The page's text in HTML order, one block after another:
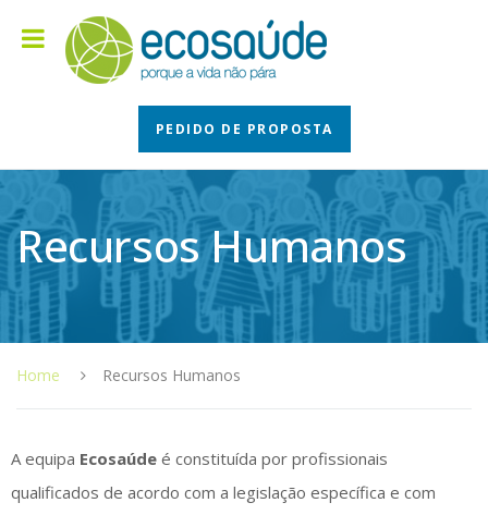
PEDIDO DE PROPOSTA
Recursos Humanos
Home Recursos Humanos
A equipa Ecosaúde é constituída por profissionais
qualificados de acordo com a legislação específica e com